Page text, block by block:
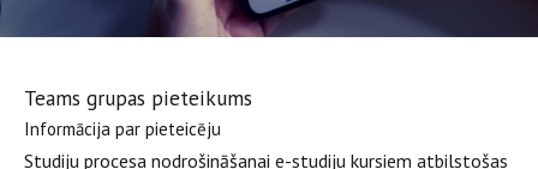
Teams grupas pieteikums
Informācija par pieteicēju
Studiju procesa nodrošināšanai e-studiju kursiem atbilstošas